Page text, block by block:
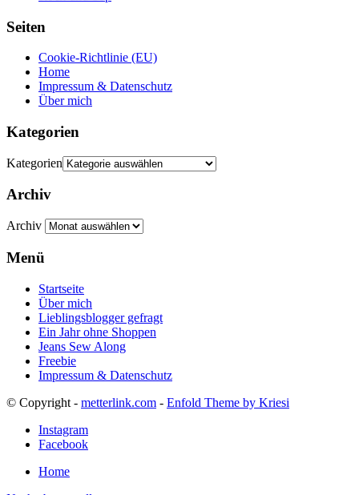
Seiten
Cookie-Richtlinie (EU)
Home
Impressum & Datenschutz
Über mich
Kategorien
Kategorien
Archiv
Archiv
Menü
Startseite
Über mich
Lieblingsblogger gefragt
Ein Jahr ohne Shoppen
Jeans Sew Along
Freebie
Impressum & Datenschutz
© Copyright - metterlink.com - Enfold Theme by Kriesi
Instagram
Facebook
Home